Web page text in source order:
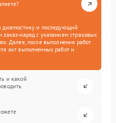
диагностику и последующий
заказ-наряд с указанием страховых
Далее, после выполнения работ
акт выполненных работ и
и какой